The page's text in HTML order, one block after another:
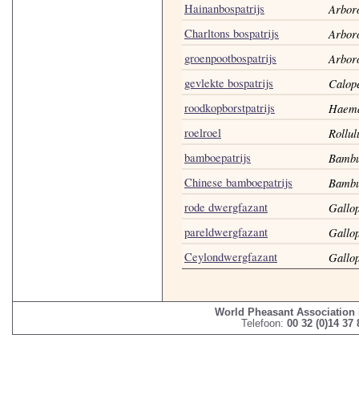
Hainanbospatrijs
Charltons bospatrijs
groenpootbospatrijs
gevlekte bospatrijs
roodkopborstpatrijs
roelroel
bamboepatrijs
Chinese bamboepatrijs
rode dwergfazant
pareldwergfazant
Ceylondwergfazant
World Pheasant Association
Telefoon: 00 32 (0)14 37